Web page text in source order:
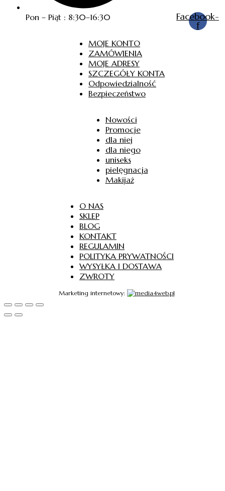
Pon – Piąt : 8:30–16:30 Facebook-
f
MOJE KONTO
ZAMÓWIENIA
MOJE ADRESY
SZCZEGÓŁY KONTA
Odpowiedzialność
Bezpieczeństwo
Nowości
Promocje
dla niej
dla niego
uniseks
pielęgnacja
Makijaż
O NAS
SKLEP
BLOG
KONTAKT
REGULAMIN
POLITYKA PRYWATNOŚCI
WYSYŁKA I DOSTAWA
ZWROTY
Marketing internetowy: